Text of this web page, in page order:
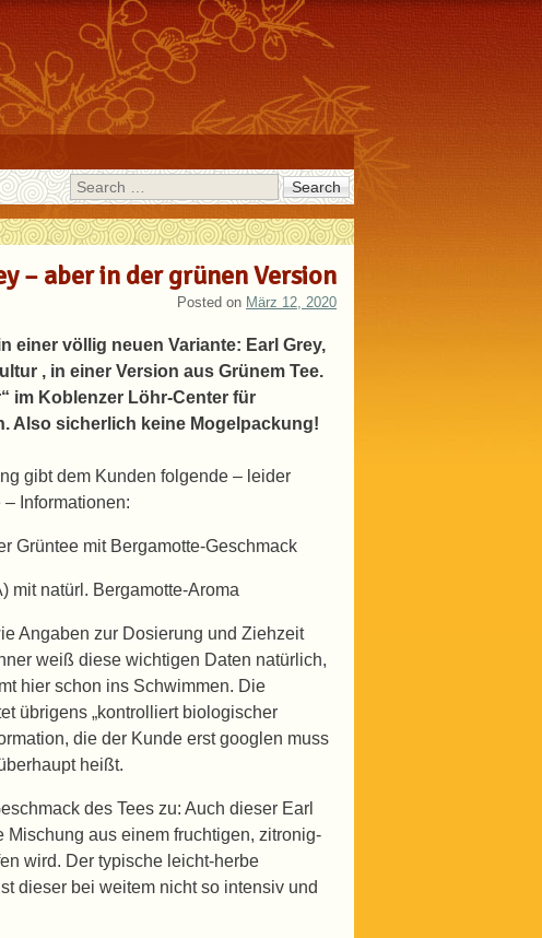
Search
– aber in der grünen Version
Posted on März 12, 2020
einer völlig neuen Variante: Earl Grey,
, in einer Version aus Grünem Tee.
im Koblenzer Löhr-Center für
Also sicherlich keine Mogelpackung!
gibt dem Kunden folgende – leider
Informationen:
Grüntee mit Bergamotte-Geschmack
mit natürl. Bergamotte-Aroma
Angaben zur Dosierung und Ziehzeit
weiß diese wichtigen Daten natürlich,
hier schon ins Schwimmen. Die
übrigens „kontrolliert biologischer
die der Kunde erst googlen muss
heißt.
des Tees zu: Auch dieser Earl
aus einem fruchtigen, zitronig-
wird. Der typische leicht-herbe
dieser bei weitem nicht so intensiv und